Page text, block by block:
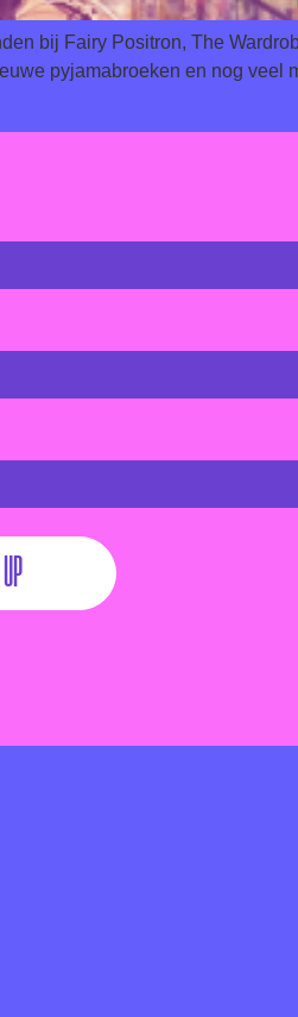
bij Fairy Positron, The
pyjamabroeken en nog veel